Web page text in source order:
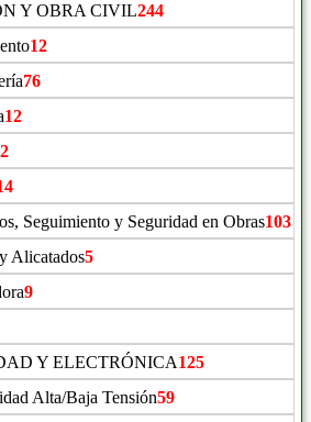
Y OBRA CIVIL244
12
76
12
2
Seguimiento y Seguridad en Obras103
Alicatados5
9
Y ELECTRÓNICA125
Alta/Baja Tensión59